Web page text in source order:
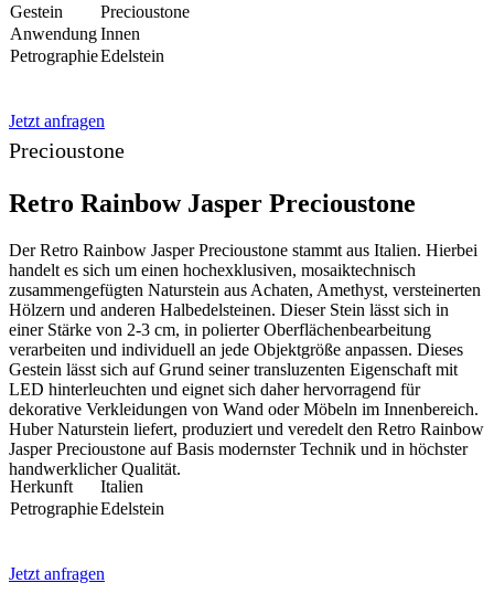
Gestein
Precioustone
AnwendungInnen
PetrographieEdelstein
Jetzt anfragen
Precioustone
Retro Rainbow Jasper Precioustone
Der Retro Rainbow Jasper Precioustone stammt aus Italien. Hierbei
handelt es sich um einen hochexklusiven, mosaiktechnisch
zusammengefügten Naturstein aus Achaten, Amethyst, versteinerten
Hölzern und anderen Halbedelsteinen. Dieser Stein lässt sich in
einer Stärke von 2-3 cm, in polierter Oberflächenbearbeitung
verarbeiten und individuell an jede Objektgröße anpassen. Dieses
Gestein lässt sich auf Grund seiner transluzenten Eigenschaft mit
LED hinterleuchten und eignet sich daher hervorragend für
dekorative Verkleidungen von Wand oder Möbeln im Innenbereich.
Huber Naturstein liefert, produziert und veredelt den Retro Rainbow
Jasper Precioustone auf Basis modernster Technik und in höchster
handwerklicher Qualität.
Herkunft
Italien
PetrographieEdelstein
Jetzt anfragen